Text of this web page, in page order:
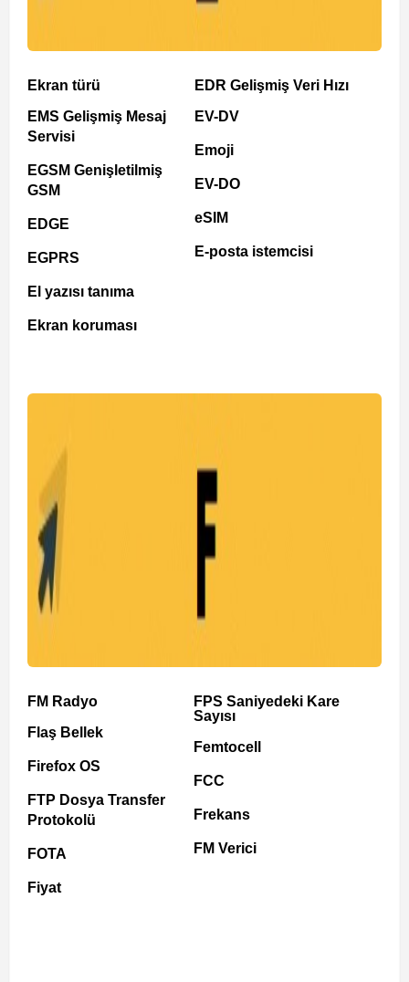
Ekran türü
EMS Gelişmiş Mesaj
Servisi
EGSM Genişletilmiş
GSM
EDGE
EGPRS
El yazısı tanıma
Ekran koruması
EDR Gelişmiş Veri Hızı
EV-DV
Emoji
EV-DO
eSIM
E-posta istemcisi
FM Radyo
Flaş Bellek
Firefox OS
FTP Dosya Transfer
Protokolü
FOTA
Fiyat
FPS Saniyedeki Kare
Sayısı
Femtocell
FCC
Frekans
FM Verici